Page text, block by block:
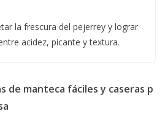
la frescura del pejerrey y lograr
acidez, picante y textura.
de manteca fáciles y caseras p